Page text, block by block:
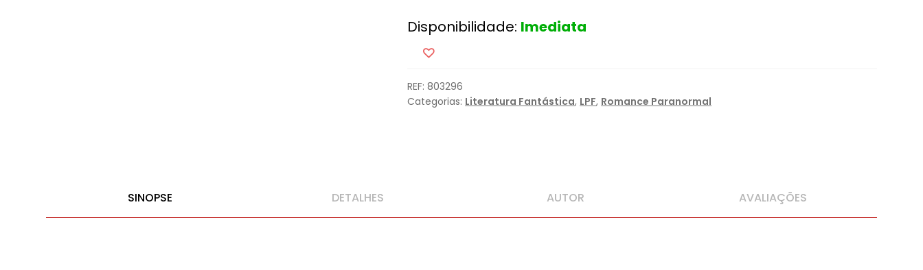
na
Noite
Disponibilidade: Imediata
REF:803296
Categorias: Literatura Fantástica, LPF, Romance Paranormal
SINOPSE DETALHES AUTOR AVALIAÇÕES